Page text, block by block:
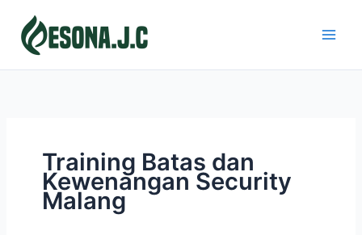
content
Training Batas dan
Kewenangan Security
Malang